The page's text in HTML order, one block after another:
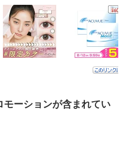
ーションが含まれてい